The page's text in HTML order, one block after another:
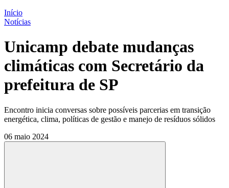
Início
Notícias
Unicamp debate mudanças
climáticas com Secretário da
prefeitura de SP
Encontro inicia conversas sobre possíveis parcerias em transição
energética, clima, políticas de gestão e manejo de resíduos sólidos
06 maio 2024